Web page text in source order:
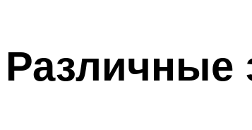
Различные